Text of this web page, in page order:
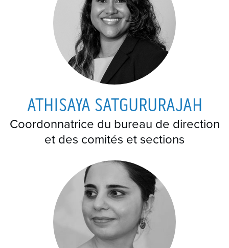
ATHISAYA SATGURURAJAH
Coordonnatrice du bureau de direction
et des comités et sections